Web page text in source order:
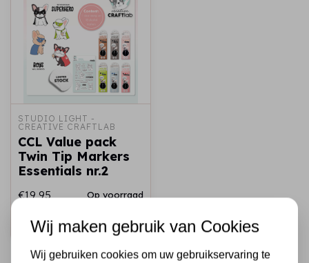
STUDIO LIGHT -
CREATIVE CRAFTLAB
CCL Value pack
Twin Tip Markers
Essentials nr.2
€19,95 Op voorraad
Snel toevoegen
Wij maken gebruik van Cookies
Wij gebruiken cookies om uw gebruikservaring te